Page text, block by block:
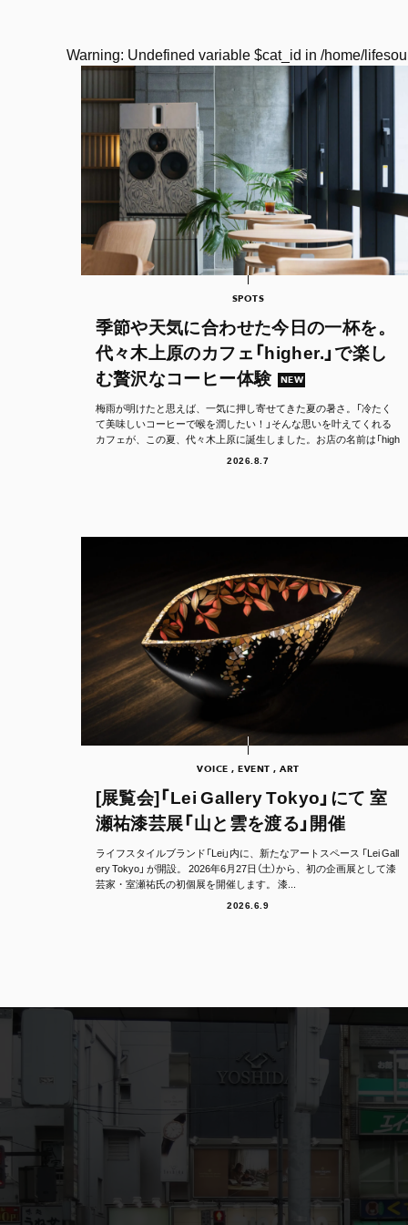
Warning: Undefined variable $cat_id in /home/
SPOTS
季節や天気に合わせた今日の一杯を。
代々木上原のカフェ「higher.」で楽し
む贅沢なコーヒー体験
NEW
梅雨が明けたと思えば、一気に押し寄せてきた夏の暑さ。「冷たく
て美味しいコーヒーで喉を潤したい！」そんな思いを叶えてくれる
カフェが、この夏、代々木上原に誕生しました。お店の名前は「high
2026.8.7
VOICE , EVENT , ART
[展覧会]「Lei Gallery Tokyo」にて 室
瀬祐漆芸展「山と雲を渡る」開催
ライフスタイルブランド「Lei」内に、新たなアートスペース 「Lei Gall
ery Tokyo」 が開設。 2026年6月27日（土）から、初の企画展として漆
芸家・室瀬祐氏の初個展を開催します。 漆...
2026.6.9